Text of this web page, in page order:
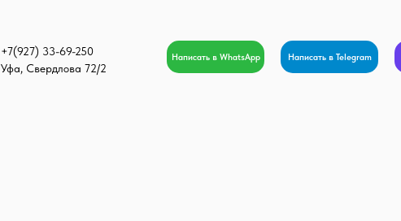
Написать в WhatsApp Написать в Telegram
+7(927) 33-69-250
Уфа, Свердлова 72/2